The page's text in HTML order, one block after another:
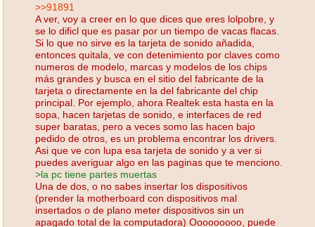
>>91891
A ver, voy a creer en lo que dices que eres lolpobre, y
se lo dificl que es pasar por un tiempo de vacas flacas.
Si lo que no sirve es la tarjeta de sonido añadida,
entonces quitala, ve con detenimiento por claves como
numeros de modelo, marcas y modelos de los chips
más grandes y busca en el sitio del fabricante de la
tarjeta o directamente en la del fabricante del chip
principal. Por ejemplo, ahora Realtek esta hasta en la
sopa, hacen tarjetas de sonido, e interfaces de red
super baratas, pero a veces somo las hacen bajo
pedido de otros, es un problema encontrar los drivers.
Asi que ve con lupa esa tarjeta de sonido y a ver si
puedes averiguar algo en las paginas que te menciono.
>la pc tiene partes muertas
Una de dos, o no sabes insertar los dispositivos
(prender la motherboard con dispositivos mal
insertados o de plano meter dispositivos sin un
apagado total de la computadora) Ooooooooo, puede